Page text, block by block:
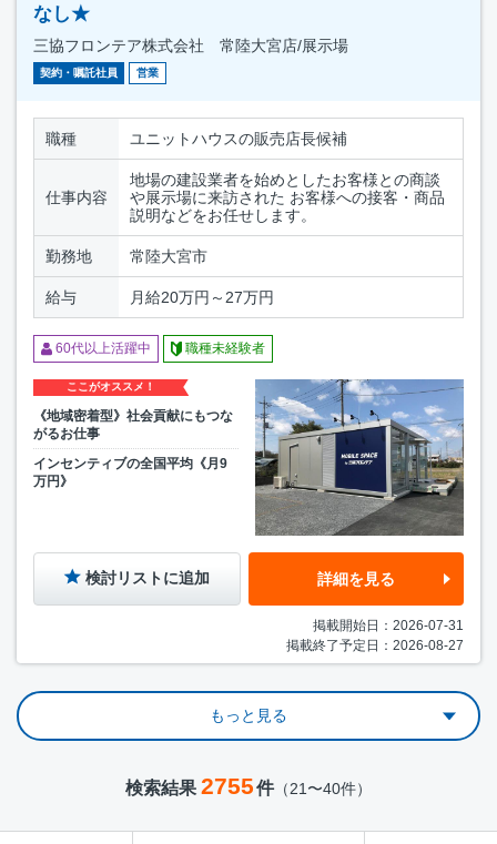
なし★
三協フロンテア株式会社 常陸大宮店/展示場
契約・嘱託社員 営業
職種 ユニットハウスの販売店長候補
仕事内容
地場の建設業者を始めとしたお客様との商談
や展示場に来訪された お客様への接客・商品
説明などをお任せします。
勤務地 常陸大宮市
給与 月給20万円～27万円
60代以上活躍中 職種未経験者
ここがオススメ！
《地域密着型》社会貢献にもつな
がるお仕事
インセンティブの全国平均《月9
万円》
検討リストに追加 詳細を見る
掲載開始日：2026-07-31
掲載終了予定日：2026-08-27
もっと見る
検索結果 2755件（21〜40件）